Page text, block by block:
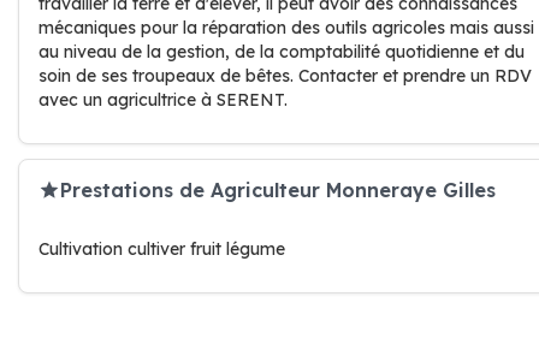
mécaniques pour la réparation des outils agricoles mais aussi
au niveau de la gestion, de la comptabilité quotidienne et du
soin de ses troupeaux de bêtes. Contacter et prendre un RDV
avec un agricultrice à SERENT.
Prestations de Agriculteur Monneraye Gilles
Cultivation cultiver fruit légume